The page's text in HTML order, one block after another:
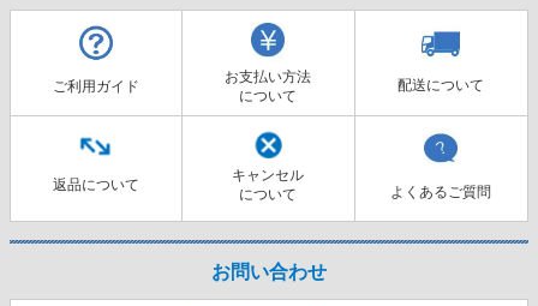
ご利用ガイド
お支払い方法
について
配送について
返品について
キャンセル
について
よくあるご質問
お問い合わせ